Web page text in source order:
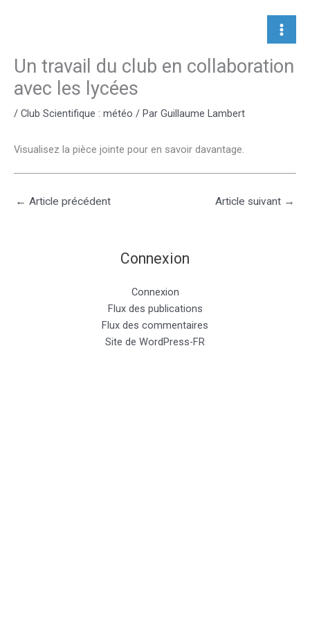
Un travail du club en collaboration
avec les lycées
/ Club Scientifique : météo / Par Guillaume Lambert
Visualisez la pièce jointe pour en savoir davantage.
← Article précédent Article suivant →
Connexion
Connexion
Flux des publications
Flux des commentaires
Site de WordPress-FR